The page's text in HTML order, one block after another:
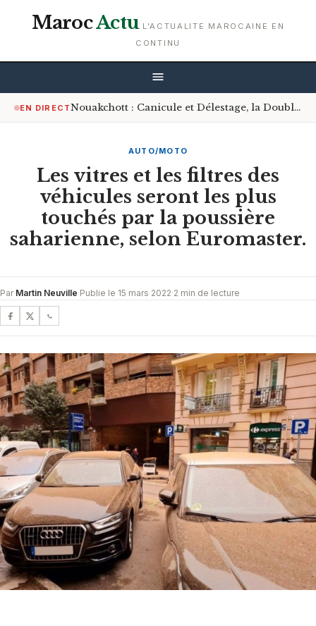
MarocActu L'ACTUALITE MAROCAINE EN
CONTINU
EN DIRECT Nouakchott : Canicule et Délestage, la Double Peine des Artisans et Commerçants
AUTO/MOTO
Les vitres et les filtres des
véhicules seront les plus
touchés par la poussière
saharienne, selon Euromaster.
Par Martin Neuville·Publie le 15 mars 2022·2 min de lecture